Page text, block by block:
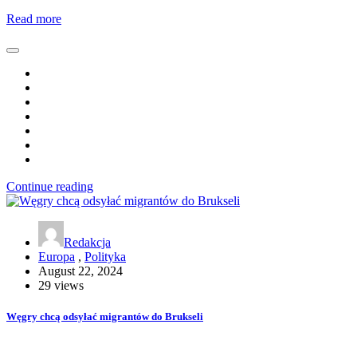
Read more
Continue reading
Redakcja
Europa , Polityka
August 22, 2024
29 views
Węgry chcą odsyłać migrantów do Brukseli